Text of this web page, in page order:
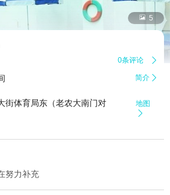
 5
0条评论 
简介 
街体育局东（老农大南门对
地图

努力补充